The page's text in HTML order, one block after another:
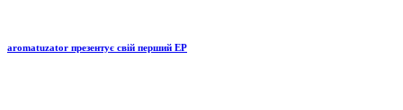
aromatuzator презентує свій перший EP